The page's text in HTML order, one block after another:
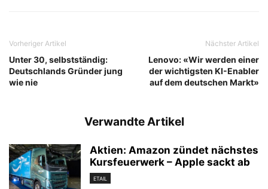
Vorheriger Artikel
Unter 30, selbstständig:
Deutschlands Gründer jung
wie nie
Nächster Artikel
Lenovo: «Wir werden einer
der wichtigsten KI-Enabler
auf dem deutschen Markt»
Verwandte Artikel
Aktien: Amazon zündet nächstes
Kursfeuerwerk – Apple sackt ab
ETAIL